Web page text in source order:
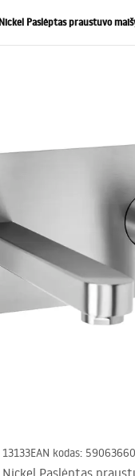
Paslėptas praustuvo
13133EAN kodas:
Nickel Paslėptas